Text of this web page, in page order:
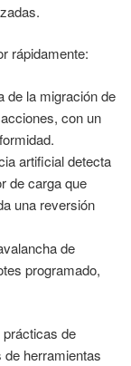
rápidamente:
de la migración de
con un
artificial detecta
de carga que
una reversión
de
programado,
de
herramientas